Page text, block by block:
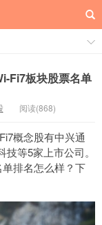
Fi7板块股票名单
阅读(868)
概念股有中兴通
等5家上市公司。
排名怎么样？下